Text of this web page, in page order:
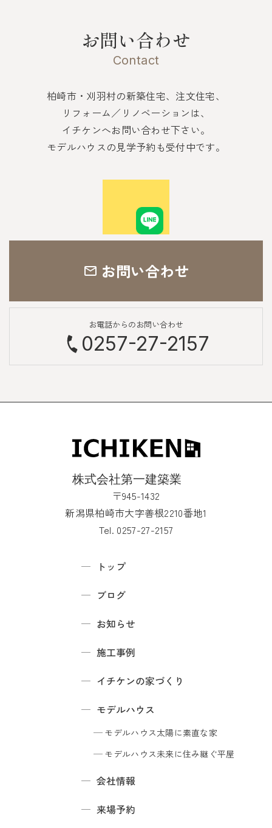
お問い合わせ
Contact
柏崎市・刈羽村の新築住宅、注文住宅、
リフォーム／リノベーションは、
イチケンへお問い合わせ下さい。
モデルハウスの見学予約も受付中です。
お問い合わせ
お電話からのお問い合わせ
0257-27-2157
〒945-1432
新潟県柏崎市大字善根2210番地1
Tel. 0257-27-2157
トップ
ブログ
お知らせ
施工事例
イチケンの家づくり
モデルハウス
モデルハウス太陽に素直な家
モデルハウス未来に住み継ぐ平屋
会社情報
来場予約